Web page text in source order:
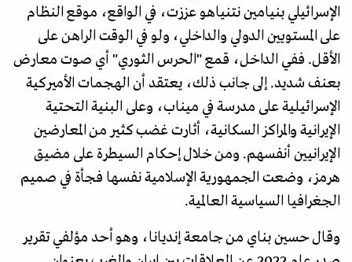
الإسرائيلي بنيامين نتنياهو عززت، في الواقع، موقع النظام
على المستويين الدولي والداخلي، ولو في الوقت الراهن على
الأقل. ففي الداخل، قمع "الحرس الثوري" أي صوت معارض
بعنف شديد. إلى جانب ذلك، يعتقد أن الهجمات الأميركية
الإسرائيلية على مدرسة في ميناب، وعلى البنية التحتية
الإيرانية والمراكز السكانية، أثارت غضب كثير من المعارضين
الإيرانيين أنفسهم. ومن خلال إحكام السيطرة على مضيق
هرمز، وضعت الجمهورية الإسلامية نفسها فجأة في صميم
الجغرافيا السياسية العالمية.
وقال حسين بناي من جامعة إنديانا، وهو أحد مؤلفي تقرير